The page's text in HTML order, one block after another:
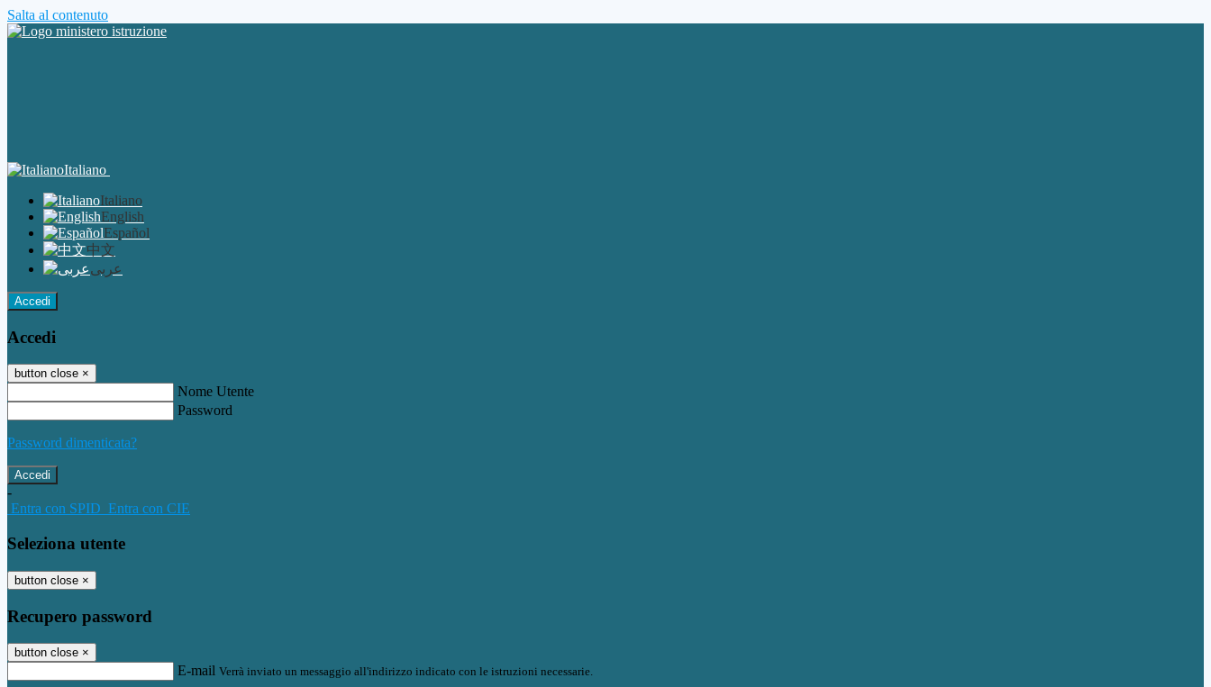
Salta al contenuto
Italiano
Italiano
English
Español
中文
عربى
Accedi
Accedi
button close ×
Nome Utente
Password
Password dimenticata?
-
Entra con SPID Entra con CIE
Seleziona utente
button close ×
Recupero password
button close ×
E-mail Verrà inviato un messaggio all'indirizzo indicato con le istruzioni necessarie.